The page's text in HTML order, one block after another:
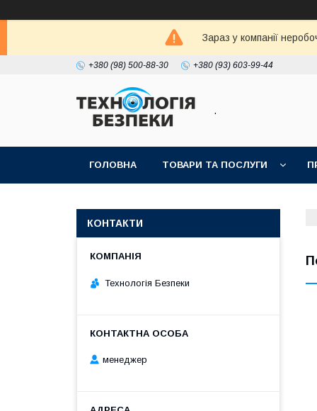
Зараз у компанії
+380 (98) 500-88-30 +380 (93) 603-99-44
.
ГОЛОВНА ТОВАРИ ТА ПОСЛУГИ
КОНТАКТИ
Технологія Безпеки
менеджер